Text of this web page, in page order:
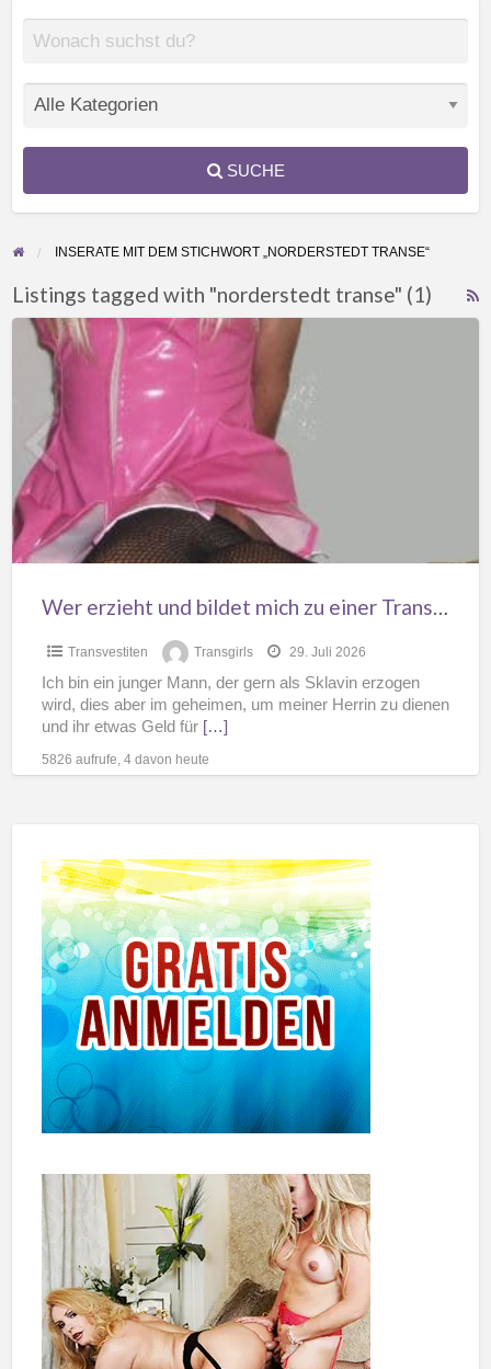
SUCHE
INSERATE MIT DEM STICHWORT „NORDERSTEDT TRANSE“
Listings tagged with "norderstedt transe" (1)
Wer
erzieht
bildet
mich
zu
einer
Transen
Schlampe
aus?
Wer erzieht und bildet mich zu einer Transen Schlampe aus?
Transvestiten Transgirls 29. Juli 2026
Ich bin ein junger Mann, der gern als Sklavin erzogen
wird, dies aber im geheimen, um meiner Herrin zu dienen
und ihr etwas Geld für […]
5826 aufrufe, 4 davon heute